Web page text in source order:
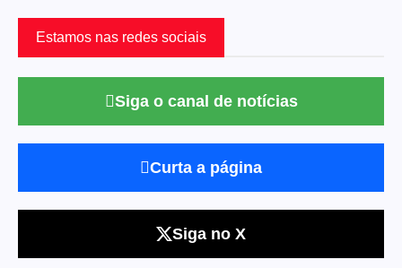
Estamos nas redes sociais
Siga o canal de notícias
Curta a página
Siga no X